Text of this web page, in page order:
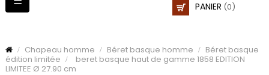
PANIER (0)
la
Chapeau homme Béret basque homme
Béret basque
édition limitée
beret basque haut de gamme 1858 EDITION
LIMITEE Ø 27.90 cm